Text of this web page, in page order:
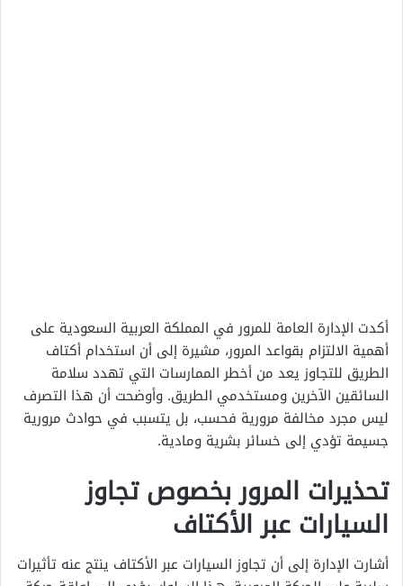
أكدت الإدارة العامة للمرور في المملكة العربية السعودية على
أهمية الالتزام بقواعد المرور، مشيرة إلى أن استخدام أكتاف
الطريق للتجاوز يعد من أخطر الممارسات التي تهدد سلامة
السائقين الآخرين ومستخدمي الطريق. وأوضحت أن هذا التصرف
ليس مجرد مخالفة مرورية فحسب، بل يتسبب في حوادث مرورية
جسيمة تؤدي إلى خسائر بشرية ومادية.
تحذيرات المرور بخصوص تجاوز
السيارات عبر الأكتاف
أشارت الإدارة إلى أن تجاوز السيارات عبر الأكتاف ينتج عنه تأثيرات